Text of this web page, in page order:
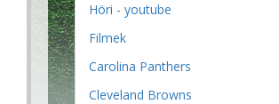
Höri - youtube
Filmek
Carolina Panthers
Cleveland Browns